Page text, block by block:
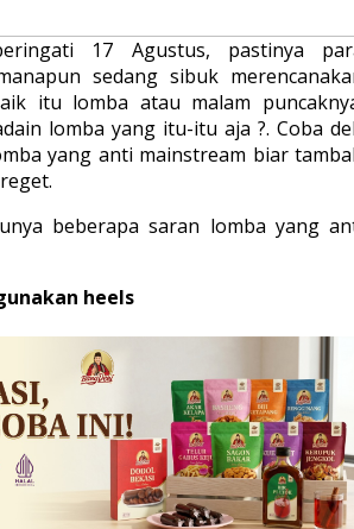
17 Agustus, pastinya
sedang sibuk
itu lomba atau malam
lomba yang itu-itu aja ?. Coba
yang anti mainstream biar
beberapa saran lomba yang
heels